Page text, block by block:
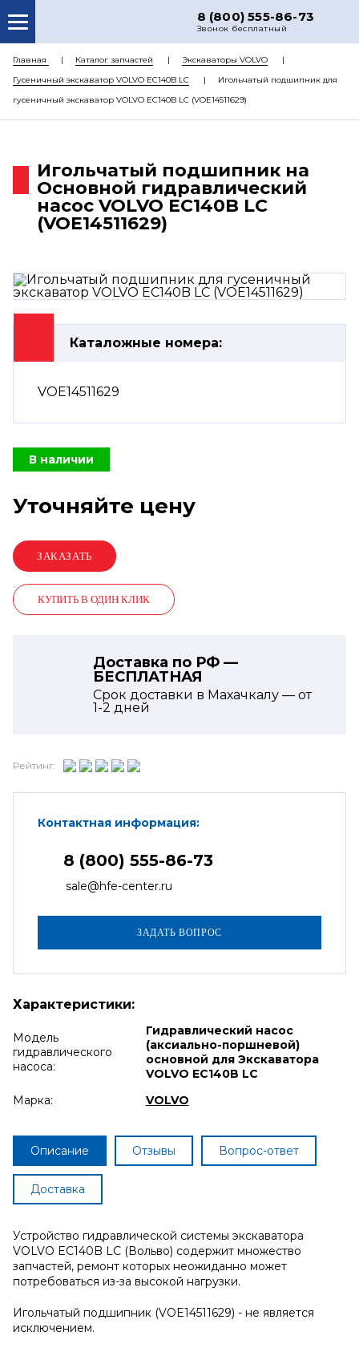
8 (800) 555-86-73
Звонок бесплатный
О НАС
КАТАЛОГ ЗАПЧАСТЕЙ
РЕМОНТ
ЦЕНЫ
КОНТАКТЫ
Главная Каталог запчастей
Экскаваторы VOLVO
Гусеничный экскаватор VOLVO EC140B LC
Игольчатый подшипник для
гусеничный экскаватор VOLVO EC140B LC (VOE14511629)
Игольчатый подшипник на
Основной гидравлический
насос VOLVO EC140B LC
(VOE14511629)
Каталожные номера:
VOE14511629
В наличии
Уточняйте цену
КУПИТЬ В ОДИН КЛИК
Доставка по РФ —
БЕСПЛАТНАЯ
Срок доставки в Махачкалу — от
1-2 дней
Рейтинг:
Контактная информация:
8 (800) 555-86-73
sale@hfe-center.ru
Характеристики:
Модель
гидравлического
насоса:
Гидравлический насос
(аксиально-поршневой)
основной для Экскаватора
VOLVO EC140B LC
Марка:
VOLVO
Описание Отзывы Вопрос-ответ
Доставка
Устройство гидравлической системы экскаватора
VOLVO EC140B LC (Вольво) содержит множество
запчастей, ремонт которых неожиданно может
потребоваться из-за высокой нагрузки.
Игольчатый подшипник (VOE14511629) - не является
исключением.